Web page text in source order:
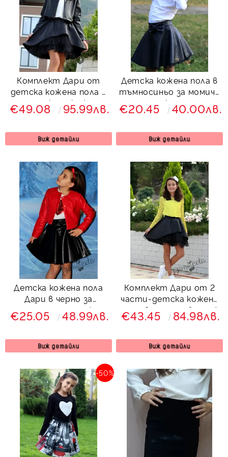
Комплект Дари от
детска кожена пола в
чернo и късо кожено
яке в черно
€49.08 95.99лв.
Виж детайли
Детска кожена пола в
тъмносиньо за момиче
с панделка отпред
Хенриета
€20.45 40.00лв.
Виж детайли
Детска кожена пола
Дари в черно за
момиче с панделка
отпред
€25.05 48.99лв.
Виж детайли
Комплект Дари от 2
части-детска кожена
пола в чернo и блуза/
риза Чери в жълто с
€43.45 84.98лв.
Виж детайли
-50%